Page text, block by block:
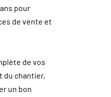
pour
de vente et
de vos
du chantier,
un bon